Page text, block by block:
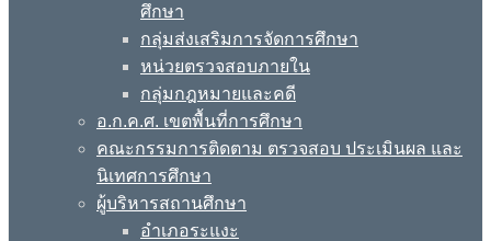
ศึกษา
กลุ่มส่งเสริมการจัดการศึกษา
หน่วยตรวจสอบภายใน
กลุ่มกฎหมายและคดี
อ.ก.ค.ศ. เขตพื้นที่การศึกษา
คณะกรรมการติดตาม ตรวจสอบ ประเมินผล และ
นิเทศการศึกษา
ผู้บริหารสถานศึกษา
อำเภอระแงะ